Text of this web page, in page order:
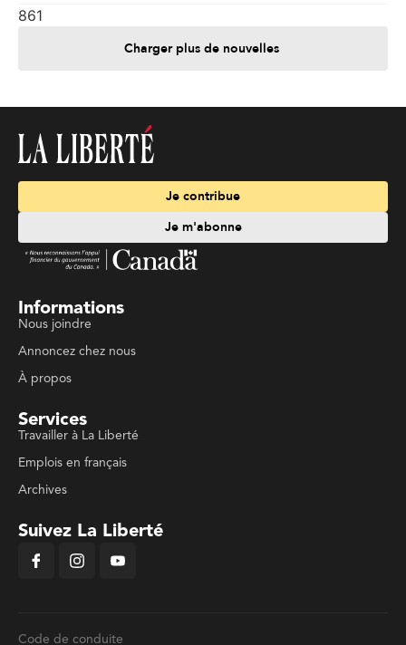
861
Charger plus de nouvelles
Je contribue
Je m'abonne
Informations
Nous joindre
Annoncez chez nous
À propos
Services
Travailler à La Liberté
Emplois en français
Archives
Suivez La Liberté
Code de conduite